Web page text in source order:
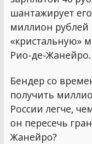
шантажирует
миллион рублей
«кристальную»
Рио-де-Жанейро.
Бендер со
получить
России легче,
он пересечь
Жанейро?